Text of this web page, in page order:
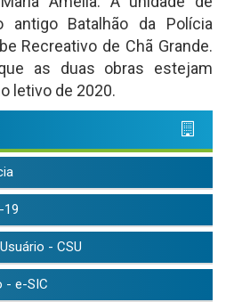
antigo Batalhão da Polícia
Recreativo de Chã Grande.
as duas obras estejam
letivo de 2020.
19
- CSU
- e-SIC